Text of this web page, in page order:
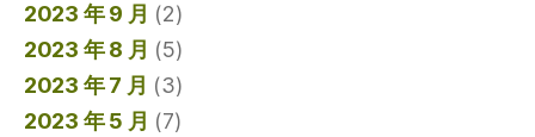
2023 年 9 月 (2)
2023 年 8 月 (5)
2023 年 7 月 (3)
2023 年 5 月 (7)